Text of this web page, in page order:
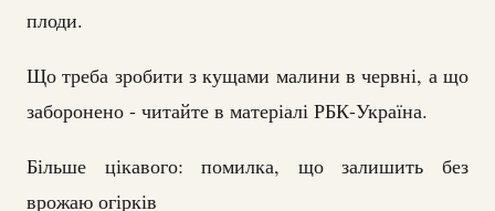
плоди.
Що треба зробити з кущами малини в червні, а що
заборонено - читайте в матеріалі РБК-Україна.
Більше цікавого: помилка, що залишить без
врожаю огірків